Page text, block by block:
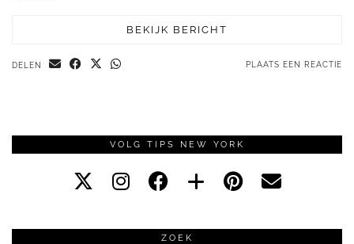
BEKIJK BERICHT
DELEN PLAATS EEN REACTIE
VOLG TIPS NEW YORK
ZOEK